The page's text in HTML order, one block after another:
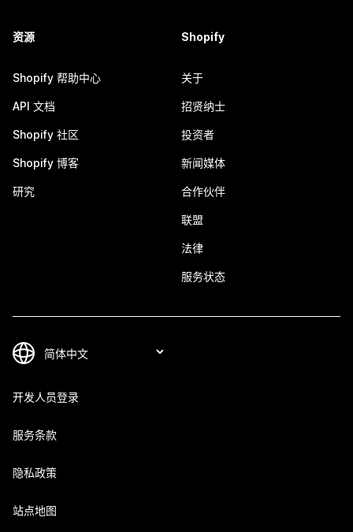
资源
Shopify 帮助中心
API 文档
Shopify 社区
Shopify 博客
研究
Shopify
关于
招贤纳士
投资者
新闻媒体
合作伙伴
联盟
法律
服务状态
开发人员登录
服务条款
隐私政策
站点地图